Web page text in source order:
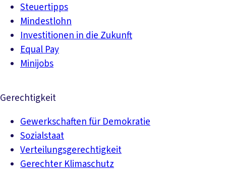
Steuertipps
Mindestlohn
Investitionen in die Zukunft
Equal Pay
Minijobs
Gerechtigkeit
Gewerkschaften für Demokratie
Sozialstaat
Verteilungsgerechtigkeit
Gerechter Klimaschutz